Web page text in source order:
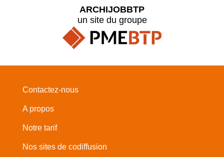
ARCHIJOBBTP
un site du groupe
Contactez-nous
A propos
Notre tarif
Nos sites de codiffusion